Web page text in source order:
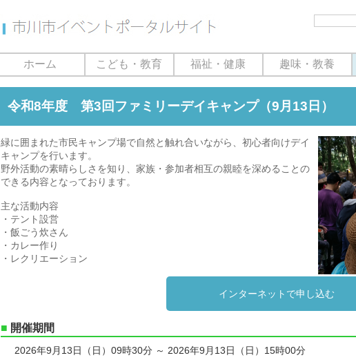
ホーム こども・教育 福祉・健康 趣味・教養
令和8年度 第3回ファミリーデイキャンプ（9月13日）
緑に囲まれた市民キャンプ場で自然と触れ合いながら、初心者向けデイ
キャンプを行います。
野外活動の素晴らしさを知り、家族・参加者相互の親睦を深めることの
できる内容となっております。
主な活動内容
・テント設営
・飯ごう炊さん
・カレー作り
・レクリエーション
インターネットで申し込む
■ 開催期間
2026年9月13日（日）09時30分 ～ 2026年9月13日（日）15時00分